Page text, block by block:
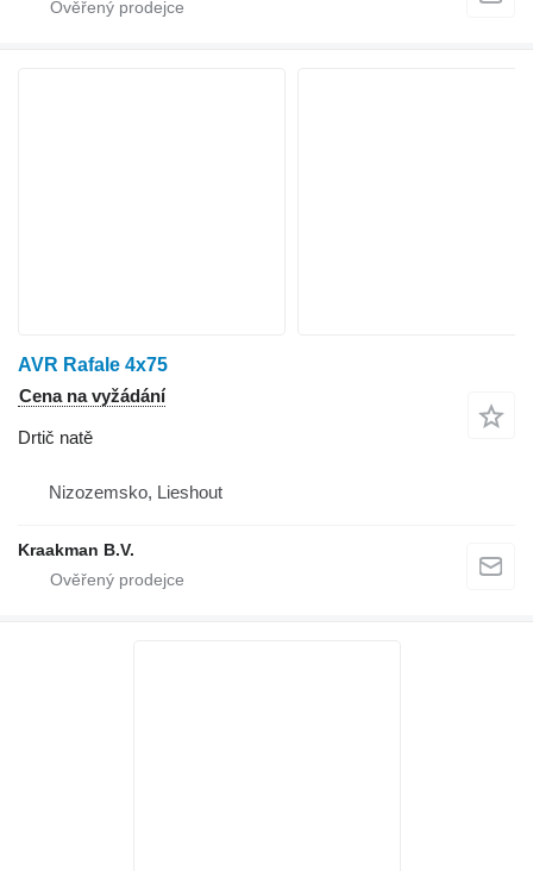
AVR Rafale 4x75
Cena na vyžádání
Drtič natě
Nizozemsko, Lieshout
Kraakman B.V.